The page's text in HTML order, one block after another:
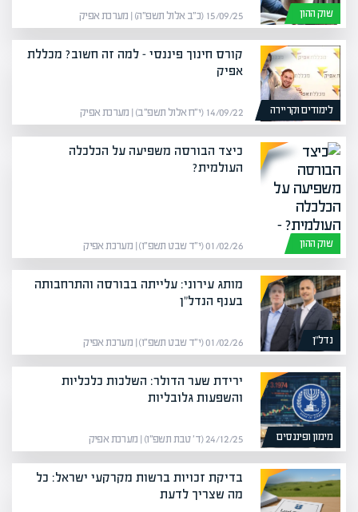
שוק ההון 15/09/25 (כ״ב אלול תשפ״ה) | מערכת אפיק
לימודים וקריירה
קורס חינוך פיננסי – למה זה חשוב? מכללת
אפיק
14/09/22 (י״ח אלול תשפ״ב) | מערכת אפיק
שוק ההון
כיצד הבורסה משפיעה על הכלכלה
העולמית?
01/02/26 (י״ד שבט תשפ״ו) | מערכת אפיק
נדל”ן
מותג עירוני: עלייתה בבורסה והתרחבותה
בענף הנדל"ן
01/02/26 (י״ד שבט תשפ״ו) | מערכת אפיק
מימון ופיננסים
ירידת שער הדולר: השלכות כלכליות
והשפעות גלובליות
24/12/25 (ד׳ טבת תשפ״ו) | מערכת אפיק
בדיקת זכויות ברשות מקרקעי ישראל: כל
מה שצריך לדעת